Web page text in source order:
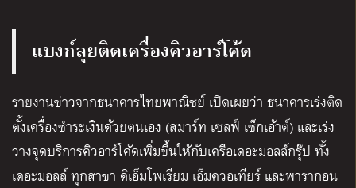
แบงก์ลุยติดเครื่องคิวอาร์โค้ด
รายงานข่าวจากธนาคารไทยพาณิชย์ เปิดเผยว่า ธนาคารเร่งติด
ตั้งเครื่องชำระเงินด้วยตนเอง (สมาร์ท เซลฟ์ เช็กเอ้าต์) และเร่ง
วางจุดบริการคิวอาร์โค้ดเพิ่มขึ้นให้กับเครือเดอะมอลล์กรุ๊ป ทั้ง
เดอะมอลล์ ทุกสาขา ดิเอ็มโพเรียม เอ็มควอเทียร์ และพารากอน